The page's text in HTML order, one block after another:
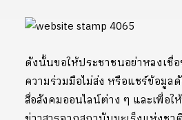
ดังนั้นขอให้ประชาชนอย่าหลงเชื่
ความร่วมมือไม่ส่ง หรือแชร์ข้อมูล
สื่อสังคมออนไลน์ต่าง ๆ และเพื่อ